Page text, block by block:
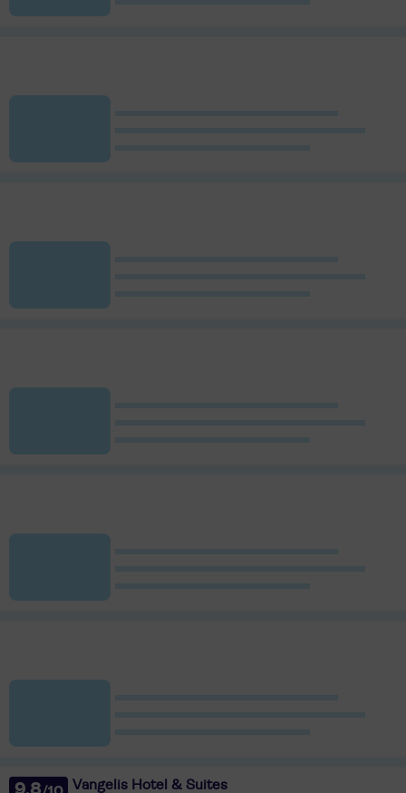
9,8 Vangelis Hotel & Suites